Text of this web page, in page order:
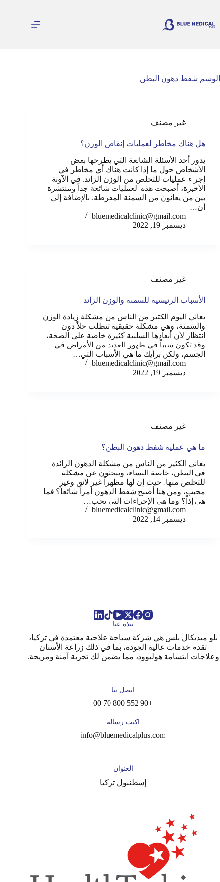
المحتوى
الوسم شفط دهون البطن
غير مصنف
هل هناك مخاطر لعمليات إنقاص الوزن؟
يدور أحد الأسئلة الشائعة التي يطرحها بعض
الأشخاص حول ما إذا كانت هناك أي مخاطر في
إجراء عمليات للتخلص من الوزن الزائد. في الآونة
الأخيرة، أصبحت هذه العمليات شائعة جداً ومنتشرة
بين من يعانون من السمنة المفرطة. بالإضافة إلى
أن…
bluemedicalclinic@gmail.com
ديسمبر 19, 2022
غير مصنف
الأسباب الرئيسية للسمنة والوزن الزائد
يعاني اليوم الكثير من الناس من مشكلة زيادة الوزن
والسمنة، وهي مشكلة حقيقية تتطلب حلاً دون
انتظار لأن أبعادها السلبية كثيرة خاصة على الصحة،
وقد تكون سبباً في ظهور العديد من الأمراض في
الجسم، ولكن برأيك ما هي الأسباب التي…
bluemedicalclinic@gmail.com
ديسمبر 19, 2022
غير مصنف
ما هي عملية شفط دهون البطن؟
يعاني الكثير من الناس من مشكلة الدهون الزائدة
في البطن، خاصة النساء، ويبحثون عن مشكلة
للتخلص منها، حيث إن لها مظهراً غير لائق وغير
محبب، ومن هنا أصبح شفط الدهون أمراً شائعاً؟ فما
هي إذاً؟ وما هي الإجراءات التي يجب…
bluemedicalclinic@gmail.com
ديسمبر 14, 2022
نبذة عنا
بلو ميديكال بلس هي شركة سياحة علاجية معتمدة في تركيا،
تقدم خدمات عالية الجودة، بما في ذلك زراعة الأسنان
وعلاجات ابتسامة هوليوود، مما يضمن لك تجربة آمنة ومريحة.
اتصل بنا
+90 552 800 70 00
اكتب رسالة
info@bluemedicalplus.com
العنوان
إسطنبول تركيا